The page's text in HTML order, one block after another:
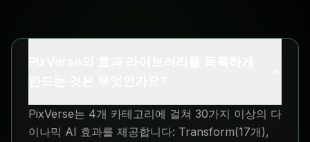
PixVerse는 4개 카테고리에 걸쳐 30가지 이상의 다
이나믹 AI 효과를 제공합니다: Transform(17개),